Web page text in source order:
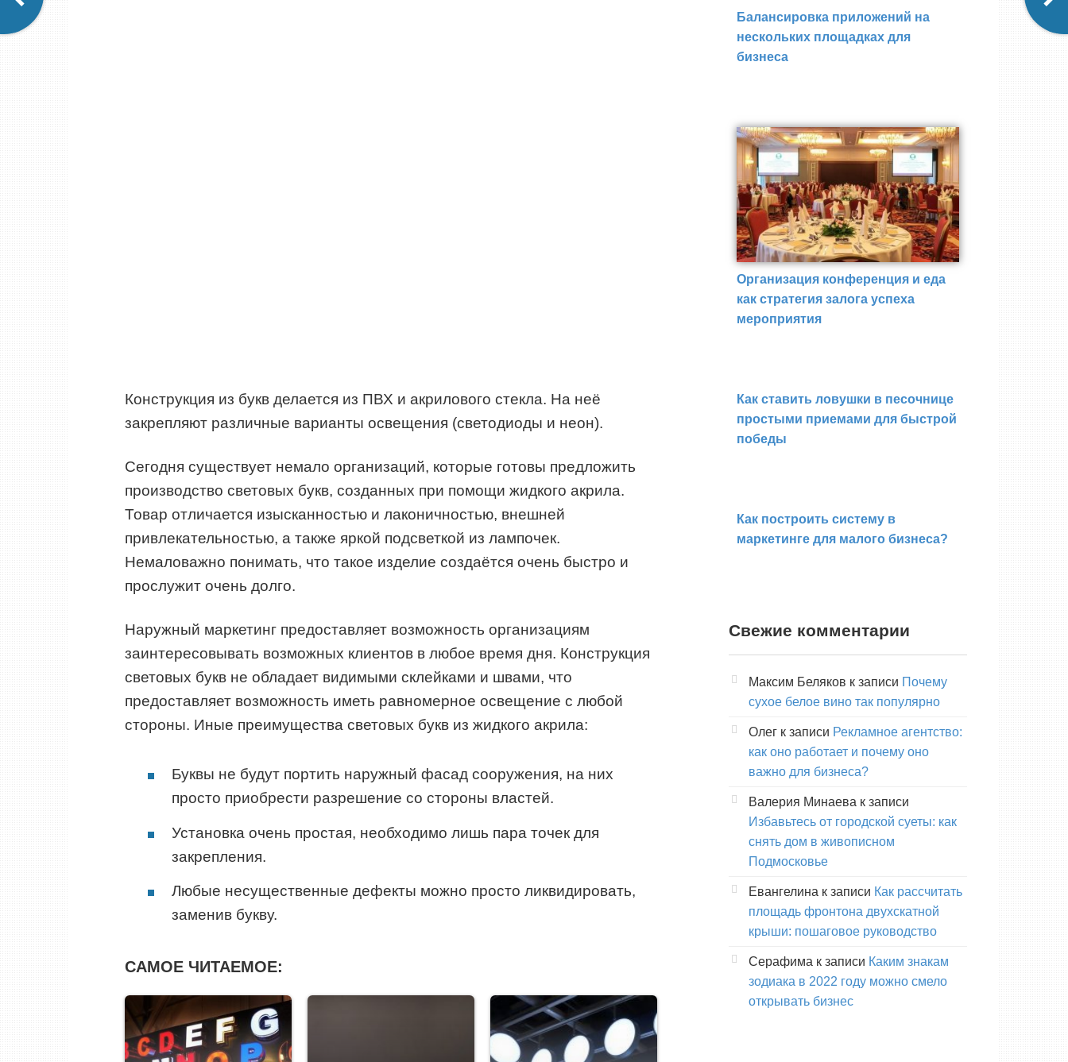
Конструкция из букв делается из ПВХ и акрилового стекла. На неё
закрепляют различные варианты освещения (светодиоды и неон).
Сегодня существует немало организаций, которые готовы предложить
производство световых букв, созданных при помощи жидкого акрила.
Товар отличается изысканностью и лаконичностью, внешней
привлекательностью, а также яркой подсветкой из лампочек.
Немаловажно понимать, что такое изделие создаётся очень быстро и
прослужит очень долго.
Наружный маркетинг предоставляет возможность организациям
заинтересовывать возможных клиентов в любое время дня. Конструкция
световых букв не обладает видимыми склейками и швами, что
предоставляет возможность иметь равномерное освещение с любой
стороны. Иные преимущества световых букв из жидкого акрила:
Буквы не будут портить наружный фасад сооружения, на них
просто приобрести разрешение со стороны властей.
Установка очень простая, необходимо лишь пара точек для
закрепления.
Любые несущественные дефекты можно просто ликвидировать,
заменив букву.
САМОЕ ЧИТАЕМОЕ:
Балансировка приложений на
нескольких площадках для
бизнеса
Организация конференция и еда
как стратегия залога успеха
мероприятия
Как ставить ловушки в песочнице
простыми приемами для быстрой
победы
Как построить систему в
маркетинге для малого бизнеса?
Свежие комментарии
Максим Беляков к записи Почему
сухое белое вино так популярно
Олег к записи Рекламное агентство:
как оно работает и почему оно
важно для бизнеса?
Валерия Минаева к записи
Избавьтесь от городской суеты: как
снять дом в живописном
Подмосковье
Евангелина к записи Как рассчитать
площадь фронтона двухскатной
крыши: пошаговое руководство
Серафима к записи Каким знакам
зодиака в 2022 году можно смело
открывать бизнес